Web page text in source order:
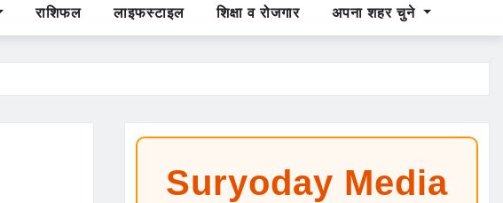
राशिफल लाइफस्टाइल शिक्षा व रोजगार अपना शहर चुने
Suryoday Media